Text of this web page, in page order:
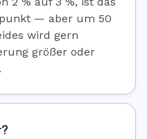
— aber um 50
wird gern
größer oder